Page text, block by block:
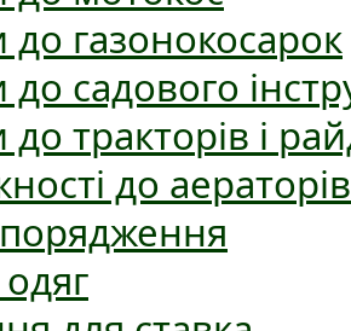
до газонокосарок
до садового
тракторів і
до аераторів